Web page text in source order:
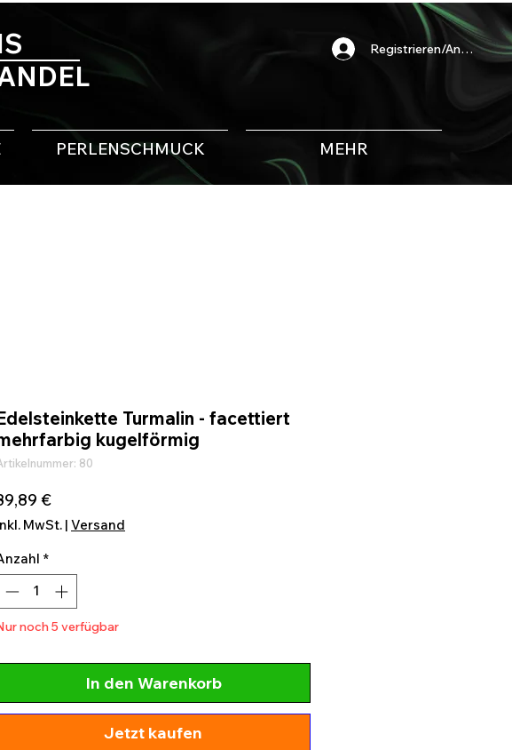
PERLENSCHMUCK MEHR
Registrieren/Anmelden
Turmalin - facettiert
kugelförmig
80
€Preis
MwSt. | Versand
*
noch 5 verfügbar
In den Warenkorb
Jetzt kaufen